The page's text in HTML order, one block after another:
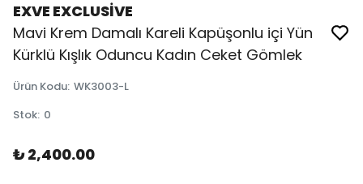
EXVE EXCLUSİVE
Mavi Krem Damalı Kareli Kapüşonlu içi Yün
Kürklü Kışlık Oduncu Kadın Ceket Gömlek
Ürün Kodu: WK3003-L
Stok: 0
₺ 2,400.00